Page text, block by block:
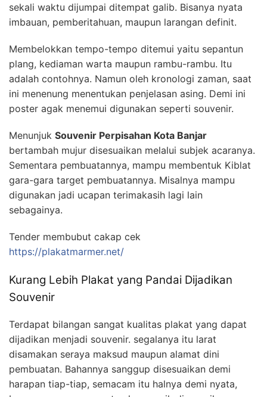
sekali waktu dijumpai ditempat galib. Bisanya nyata
imbauan, pemberitahuan, maupun larangan definit.
Membelokkan tempo-tempo ditemui yaitu sepantun
plang, kediaman warta maupun rambu-rambu. Itu
adalah contohnya. Namun oleh kronologi zaman, saat
ini menenung menentukan penjelasan asing. Demi ini
poster agak menemui digunakan seperti souvenir.
Menunjuk Souvenir Perpisahan Kota Banjar
bertambah mujur disesuaikan melalui subjek acaranya.
Sementara pembuatannya, mampu membentuk Kiblat
gara-gara target pembuatannya. Misalnya mampu
digunakan jadi ucapan terimakasih lagi lain
sebagainya.
Tender membubut cakap cek
https://plakatmarmer.net/
Kurang Lebih Plakat yang Pandai Dijadikan
Souvenir
Terdapat bilangan sangat kualitas plakat yang dapat
dijadikan menjadi souvenir. segalanya itu larat
disamakan seraya maksud maupun alamat dini
pembuatan. Bahannya sanggup disesuaikan demi
harapan tiap-tiap, semacam itu halnya demi nyata,